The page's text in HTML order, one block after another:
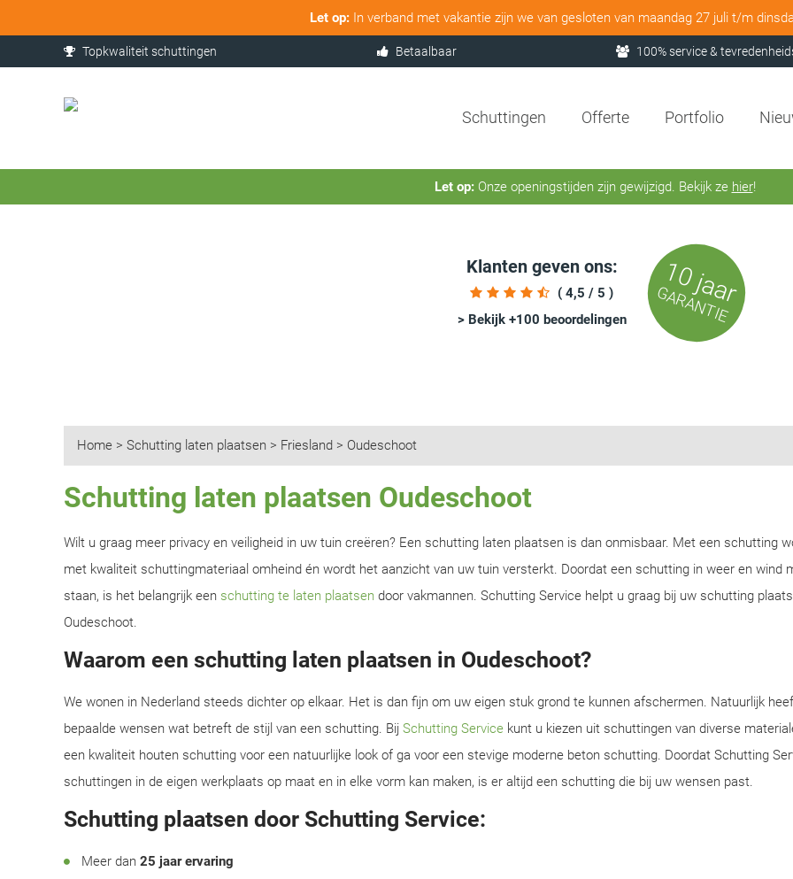
Let op:In verband met vakantie zijn we van gesloten van maandag 27 juli t/m
Topkwaliteit schuttingen Betaalbaar 100% service &
Schuttingen Offerte Portfolio
Let op:Onze openingstijden zijn gewijzigd. Bekijk ze hier!
Klanten geven ons:
( 4,5 / 5 )
> Bekijk +100 beoordelingen
10 jaar
GARANTIE
Home > Schutting laten plaatsen > Friesland > Oudeschoot
Schutting laten plaatsen Oudeschoot
Wilt u graag meer privacy en veiligheid in uw tuin creëren? Een schutting laten plaatsen is dan onmisbaar. Met een schutting
met kwaliteit schuttingmateriaal omheind én wordt het aanzicht van uw tuin versterkt. Doordat een schutting in weer en wind
staan, is het belangrijk een schutting te laten plaatsen door vakmannen. Schutting Service helpt u graag bij uw schutting
Oudeschoot.
Waarom een schutting laten plaatsen in Oudeschoot?
We wonen in Nederland steeds dichter op elkaar. Het is dan fijn om uw eigen stuk grond te kunnen afschermen. Natuurlijk
bepaalde wensen wat betreft de stijl van een schutting. Bij Schutting Service kunt u kiezen uit schuttingen van diverse
een kwaliteit houten schutting voor een natuurlijke look of ga voor een stevige moderne beton schutting. Doordat Schutting
schuttingen in de eigen werkplaats op maat en in elke vorm kan maken, is er altijd een schutting die bij uw wensen past.
Schutting plaatsen door Schutting Service:
Meer dan 25 jaar ervaring